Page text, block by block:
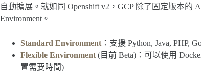
自動擴展。就如同 Openshift v2，GCP 除了固定版本的
Environment。
Standard Environment ：支援 Python, Java, PHP,
Flexible Environment (目前 Beta)：可以使用
置需要時間)